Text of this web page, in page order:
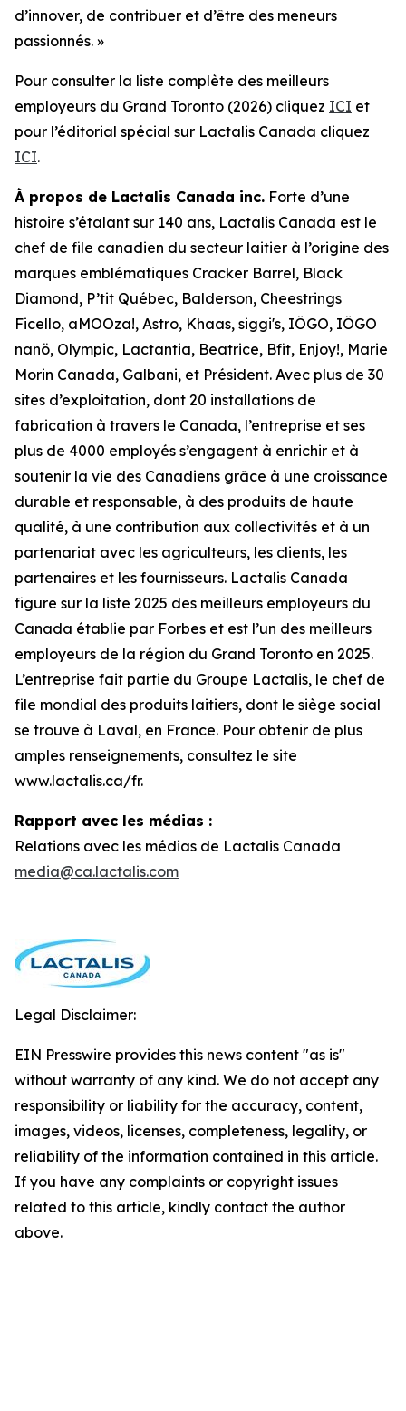
d’innover, de contribuer et d’être des meneurs
passionnés. »
Pour consulter la liste complète des meilleurs
employeurs du Grand Toronto (2026) cliquez ICI et
pour l’éditorial spécial sur Lactalis Canada cliquez
ICI.
À propos de Lactalis Canada inc. Forte d’une
histoire s’étalant sur 140 ans, Lactalis Canada est le
chef de file canadien du secteur laitier à l’origine des
marques emblématiques Cracker Barrel, Black
Diamond, P’tit Québec, Balderson, Cheestrings
Ficello, aMOOza!, Astro, Khaas, siggi's, IÖGO, IÖGO
nanö, Olympic, Lactantia, Beatrice, Bfit, Enjoy!, Marie
Morin Canada, Galbani, et Président. Avec plus de 30
sites d’exploitation, dont 20 installations de
fabrication à travers le Canada, l’entreprise et ses
plus de 4000 employés s’engagent à enrichir et à
soutenir la vie des Canadiens grâce à une croissance
durable et responsable, à des produits de haute
qualité, à une contribution aux collectivités et à un
partenariat avec les agriculteurs, les clients, les
partenaires et les fournisseurs. Lactalis Canada
figure sur la liste 2025 des meilleurs employeurs du
Canada établie par Forbes et est l’un des meilleurs
employeurs de la région du Grand Toronto en 2025.
L’entreprise fait partie du Groupe Lactalis, le chef de
file mondial des produits laitiers, dont le siège social
se trouve à Laval, en France. Pour obtenir de plus
amples renseignements, consultez le site
www.lactalis.ca/fr.
Rapport avec les médias :
Relations avec les médias de Lactalis Canada
media@ca.lactalis.com
Legal Disclaimer:
EIN Presswire provides this news content "as is"
without warranty of any kind. We do not accept any
responsibility or liability for the accuracy, content,
images, videos, licenses, completeness, legality, or
reliability of the information contained in this article.
If you have any complaints or copyright issues
related to this article, kindly contact the author
above.